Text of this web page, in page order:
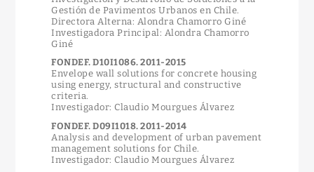
Gestión de Pavimentos Urbanos en Chile.
Directora Alterna: Alondra Chamorro Giné
Investigadora Principal: Alondra Chamorro
Giné
FONDEF. D10I1086. 2011-2015
Envelope wall solutions for concrete housing
using energy, structural and constructive
criteria.
Investigador: Claudio Mourgues Álvarez
FONDEF. D09I1018. 2011-2014
Analysis and development of urban pavement
management solutions for Chile.
Investigador: Claudio Mourgues Álvarez